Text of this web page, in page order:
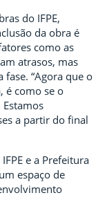
do IFPE,
da obra é
como as
atrasos, mas
“Agora que o
é como se o
a partir do final
e a Prefeitura
espaço de